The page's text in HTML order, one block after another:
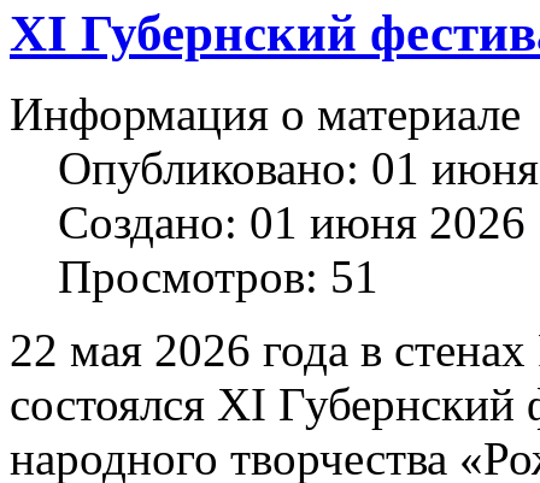
XI Губернский
Информация о материале
Опубликовано: 01
Создано: 01 июня 2026
Просмотров: 51
22 мая 2026 года в
состоялся XI Губернский
народного творчества